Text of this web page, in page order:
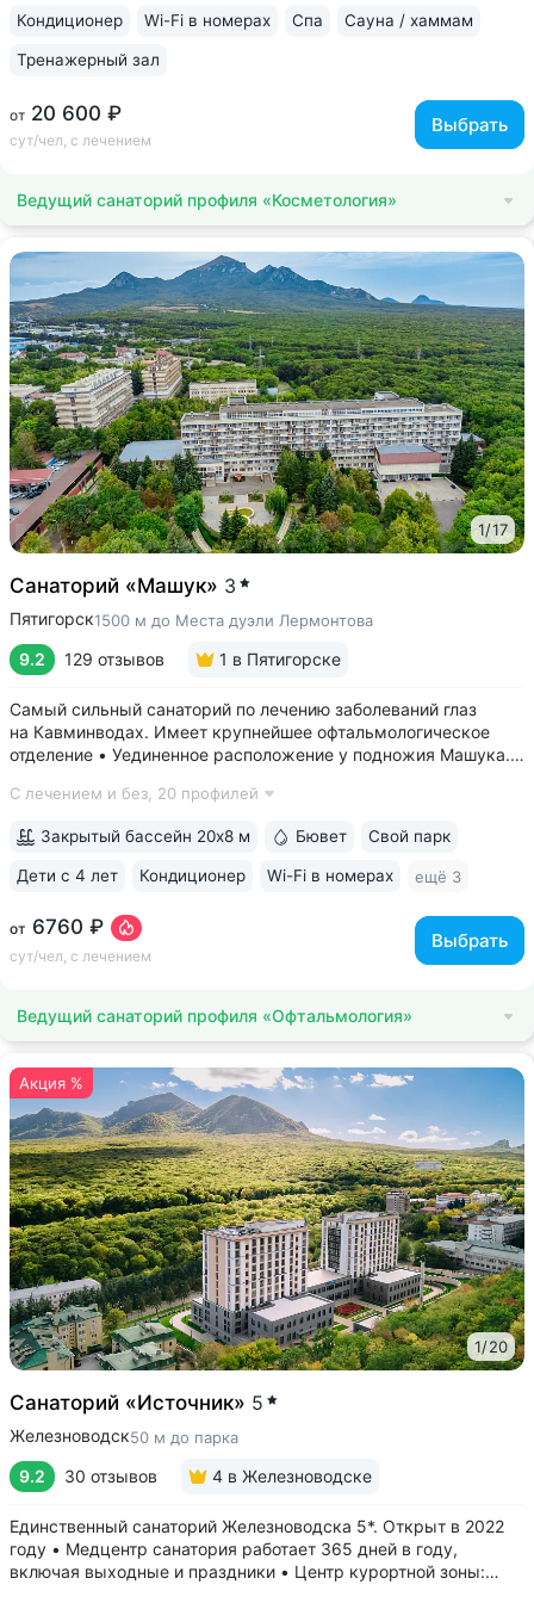
от 20 600 ₽
сут/чел, с лечением
Выбрать
Кондиционер Wi-Fi в номерах Спа Сауна / хаммам
Тренажерный зал
Ведущий санаторий профиля «Косметология»
1/17
Санаторий «Машук» 3
Пятигорск1500 м до Места дуэли Лермонтова
9.2 129 отзывов 1 в Пятигорске
Самый сильный санаторий по лечению заболеваний глаз
на Кавминводах. Имеет крупнейшее офтальмологическое
отделение • Уединенное расположение у подножия Машука.
площадка Ворота любви, начало терренкура вокруг Машука.
С лечением и без, 20 профилей
от 6760 ₽
сут/чел, с лечением
Выбрать
Закрытый бассейн 20х8 м Бювет Свой парк
Дети с 4 лет Кондиционер Wi-Fi в номерах ещё 3
Ведущий санаторий профиля «Офтальмология»
Акция %
1/20
Санаторий «Источник» 5
Железноводск50 м до парка
9.2 30 отзывов 4 в Железноводске
Единственный санаторий Железноводска 5*. Открыт в 2022
году • Медцентр санатория работает 365 дней в году,
включая выходные и праздники • Центр курортной зоны: